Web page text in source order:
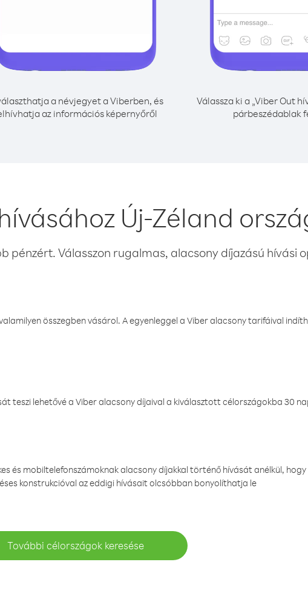
a névjegyet a Viberben, és
az információs képernyőről
Válassza ki a „Viber Out
párbeszédablak
Új-Zéland
pénzért. Válasszon rugalmas, alacsony díjazású hívási
összegben vásárol. A egyenleggel a Viber alacsony tarifáival
teszi lehetővé a Viber alacsony díjaival a kiválasztott célországokba 30
és mobiltelefonszámoknak alacsony díjakkal történő hívását anélkül, hogy
konstrukcióval az eddigi hívásait olcsóbban bonyolíthatja le
További célországok keresése